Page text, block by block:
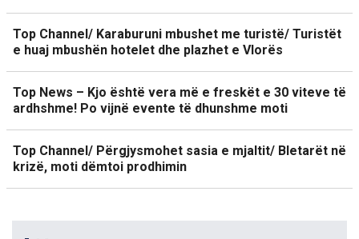
Top Channel/ Karaburuni mbushet me turistë/ Turistët
e huaj mbushën hotelet dhe plazhet e Vlorës
Top News – Kjo është vera më e freskët e 30 viteve të
ardhshme! Po vijnë evente të dhunshme moti
Top Channel/ Përgjysmohet sasia e mjaltit/ Bletarët në
krizë, moti dëmtoi prodhimin